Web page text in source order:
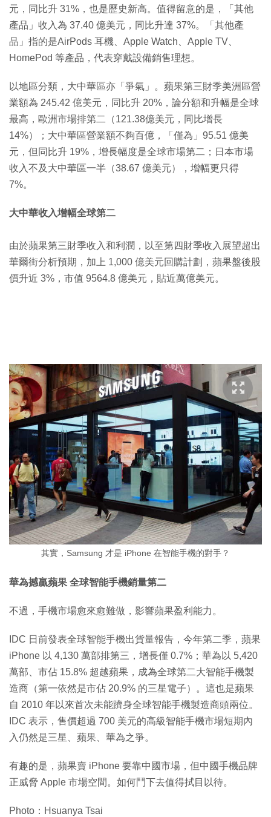
元，同比升 31%，也是歷史新高。值得留意的是，「其他
產品」收入為 37.40 億美元，同比升達 37%。「其他產
品」指的是AirPods 耳機、Apple Watch、Apple TV、
HomePod 等產品，代表穿戴設備銷售理想。
以地區分類，大中華區亦「爭氣」。蘋果第三財季美洲區營
業額為 245.42 億美元，同比升 20%，論分額和升幅是全球
最高，歐洲市場排第二（121.38億美元，同比增長
14%）；大中華區營業額不夠百億，「僅為」95.51 億美
元，但同比升 19%，增長幅度是全球市場第二；日本市場
收入不及大中華區一半（38.67 億美元），增幅更只得
7%。
大中華收入增幅全球第二
由於蘋果第三財季收入和利潤，以至第四財季收入展望超出
華爾街分析預期，加上 1,000 億美元回購計劃，蘋果盤後股
價升近 3%，市值 9564.8 億美元，貼近萬億美元。
其實，Samsung 才是 iPhone 在智能手機的對手？
華為撼贏蘋果 全球智能手機銷量第二
不過，手機市場愈來愈難做，影響蘋果盈利能力。
IDC 日前發表全球智能手機出貨量報告，今年第二季，蘋果
iPhone 以 4,130 萬部排第三，增長僅 0.7%；華為以 5,420
萬部、市佔 15.8% 超越蘋果，成為全球第二大智能手機製
造商（第一依然是市佔 20.9% 的三星電子）。這也是蘋果
自 2010 年以來首次未能躋身全球智能手機製造商頭兩位。
IDC 表示，售價超過 700 美元的高級智能手機市場短期內
入仍然是三星、蘋果、華為之爭。
有趣的是，蘋果賣 iPhone 要靠中國市場，但中國手機品牌
正威脅 Apple 市場空間。如何鬥下去值得拭目以待。
Photo：Hsuanya Tsai